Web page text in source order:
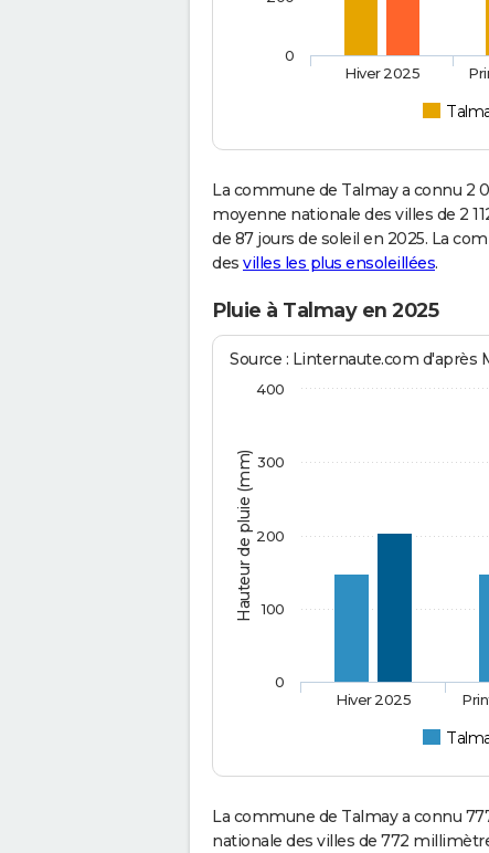
Hiver 2025
0
La commune de Talmay a connu 2
moyenne nationale des villes de 2
de 87 jours de soleil en 2025. La
des villes les plus ensoleillées.
Pluie à Talmay en 2025
Hauteur de pluie (mm)
Source : Linternaute.com d'après
Hiver 2025
0
100
200
300
400
La commune de Talmay a connu
nationale des villes de 772